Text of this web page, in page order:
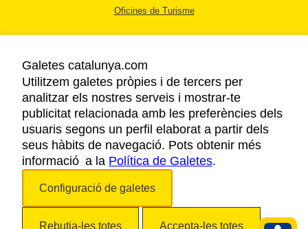
Oficines de Turisme
AVÍS LEGAL
POLÍTICA DE PRIVACITAT
COOKIES
ACCESSIBILITAT
Galetes catalunya.com
Utilitzem galetes pròpies i de tercers per
analitzar els nostres serveis i mostrar-te
publicitat relacionada amb les preferències dels
usuaris segons un perfil elaborat a partir dels
seus hàbits de navegació. Pots obtenir més
informació a la Política de Galetes.
Configuració de galetes
Rebutja-les totes Accepta-les totes